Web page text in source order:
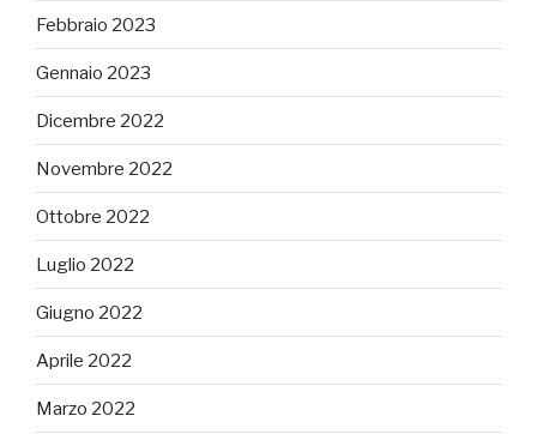
Febbraio 2023
Gennaio 2023
Dicembre 2022
Novembre 2022
Ottobre 2022
Luglio 2022
Giugno 2022
Aprile 2022
Marzo 2022